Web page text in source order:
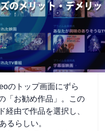
のトップ画面にずら
「お勧め作品」。この
経由で作品を選択し、
るらしい。